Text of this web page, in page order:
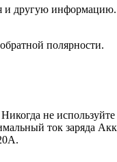
и другую
полярности.
не
ток заряда